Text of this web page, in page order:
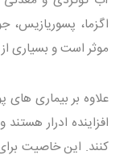
اگزما،
موثر است و بسیاری از
علاوه بر بیماری
افزاینده ادرار
کنند. این خاصیت